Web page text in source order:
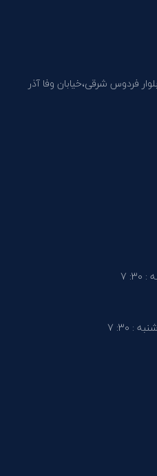
فردوس شرقی،خیابان وفا آذر
7
: 30: 7